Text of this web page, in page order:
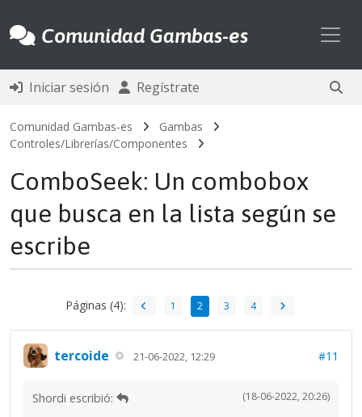
Comunidad Gambas-es
Iniciar sesión Regístrate
Comunidad Gambas-es
Gambas
Controles/Librerías/Componentes
ComboSeek: Un combobox
que busca en la lista según se
escribe
Páginas (4): 1 2 3 4
tercoide 21-06-2022, 12:29 #11
(18-06-2022, 20:26)
Shordi escribió: